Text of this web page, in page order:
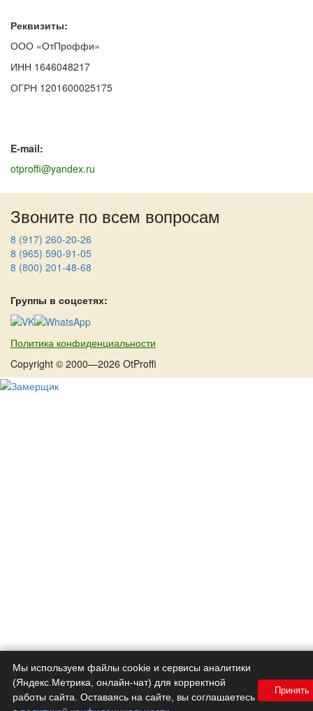
Реквизиты:
ООО «ОтПроффи»
ИНН 1646048217
ОГРН 1201600025175
E-mail:
otproffi@yandex.ru
Звоните по всем вопросам
8 (917) 260-20-26
8 (965) 590-91-05
8 (800) 201-48-68
Группы в соцсетях:
Политика конфиденциальности
Copyright © 2000—2026 OtProffi
Мы используем файлы cookie и сервисы аналитики
(Яндекс.Метрика, онлайн-чат) для корректной
работы сайта. Оставаясь на сайте, вы соглашаетесь
Принять